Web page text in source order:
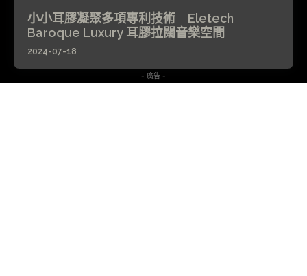
小小耳膠凝聚多項專利技術 Eletech
Baroque Luxury 耳膠拉闊音樂空間
2024-07-18
- 廣告 -